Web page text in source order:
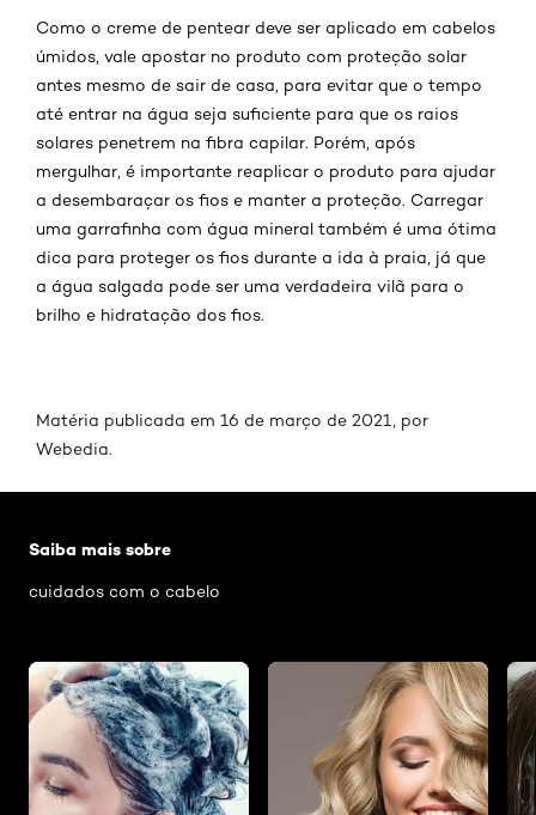
Como o creme de pentear deve ser aplicado em cabelos
úmidos, vale apostar no produto com proteção solar
antes mesmo de sair de casa, para evitar que o tempo
até entrar na água seja suficiente para que os raios
solares penetrem na fibra capilar. Porém, após
mergulhar, é importante reaplicar o produto para ajudar
a desembaraçar os fios e manter a proteção. Carregar
uma garrafinha com água mineral também é uma ótima
dica para proteger os fios durante a ida à praia, já que
a água salgada pode ser uma verdadeira vilã para o
brilho e hidratação dos fios.
Matéria publicada em 16 de março de 2021, por
Webedia.
Saiba mais sobre
cuidados com o cabelo